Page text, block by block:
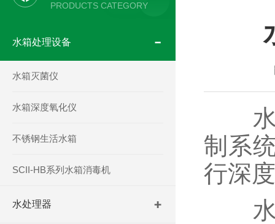
PRODUCTS CATEGORY
水箱处理设备
水箱灭菌仪
水箱深度氧化仪
不锈钢生活水箱
SCII-HB系列水箱消毒机
水处理器
水
制系
行深
水